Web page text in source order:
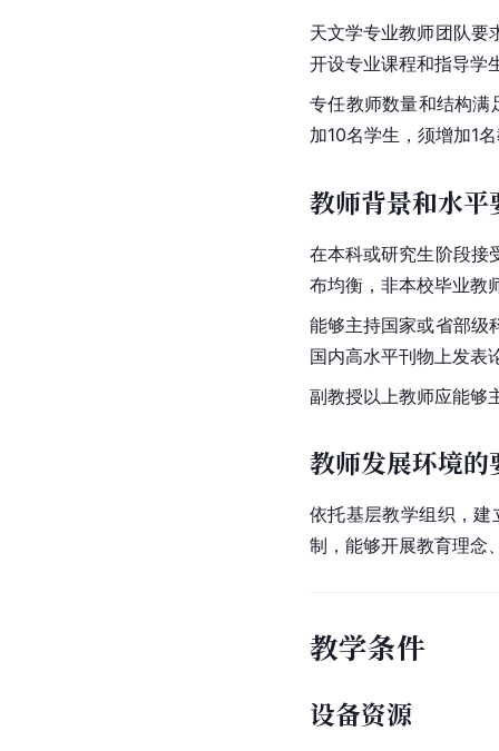
天文学专业毕业后，可
就业方向
师资队伍
教师队伍规模和
天文学专业教师团队要
专任教师数量和结构满
加10名学生，须增加1
布均衡，非本校毕业教
国内高水平刊物上发表